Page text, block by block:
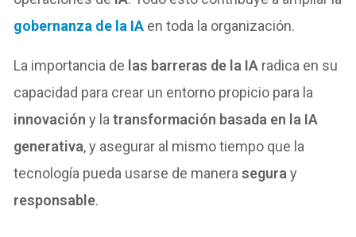
gobernanza de la IA en toda la organización.
La importancia de las barreras de la IA radica en su
capacidad para crear un entorno propicio para la
innovación y latransformación basada en la IA
generativa, y asegurar al mismo tiempo que la
tecnología pueda usarse de maneraseguray
responsable.